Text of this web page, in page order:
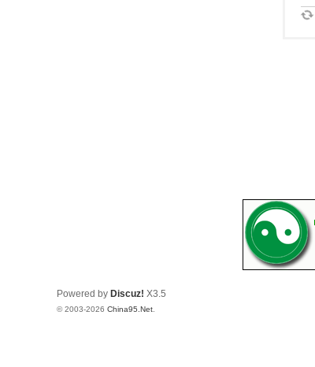
Powered by Discuz! X3.5
© 2003-2026 China95.Net